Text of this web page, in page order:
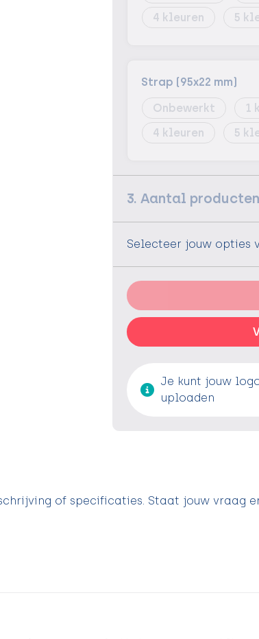
4
5
Strap (95x22 mm)
Onbewerkt
1
4
5
3. Aantal producten
Selecteer jouw opties
Je kunt jouw
uploaden
of specificaties. Staat jouw vraag